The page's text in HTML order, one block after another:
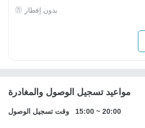
بدون إفطار
مواعيد تسجيل الوصول والمغادرة
وقت تسجيل الوصول 15:00 ~ 20:00